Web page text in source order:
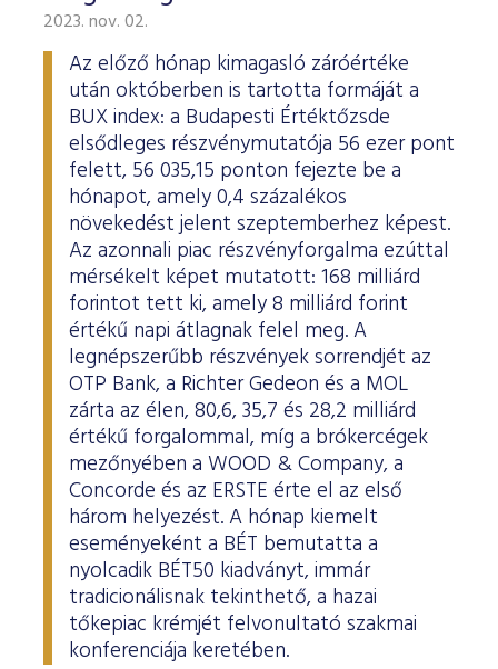
2023. nov. 02.
Az előző hónap kimagasló záróértéke
után októberben is tartotta formáját a
BUX index: a Budapesti Értéktőzsde
elsődleges részvénymutatója 56 ezer pont
felett, 56 035,15 ponton fejezte be a
hónapot, amely 0,4 százalékos
növekedést jelent szeptemberhez képest.
Az azonnali piac részvényforgalma ezúttal
mérsékelt képet mutatott: 168 milliárd
forintot tett ki, amely 8 milliárd forint
értékű napi átlagnak felel meg. A
legnépszerűbb részvények sorrendjét az
OTP Bank, a Richter Gedeon és a MOL
zárta az élen, 80,6, 35,7 és 28,2 milliárd
értékű forgalommal, míg a brókercégek
mezőnyében a WOOD & Company, a
Concorde és az ERSTE érte el az első
három helyezést. A hónap kiemelt
eseményeként a BÉT bemutatta a
nyolcadik BÉT50 kiadványt, immár
tradicionálisnak tekinthető, a hazai
tőkepiac krémjét felvonultató szakmai
konferenciája keretében.